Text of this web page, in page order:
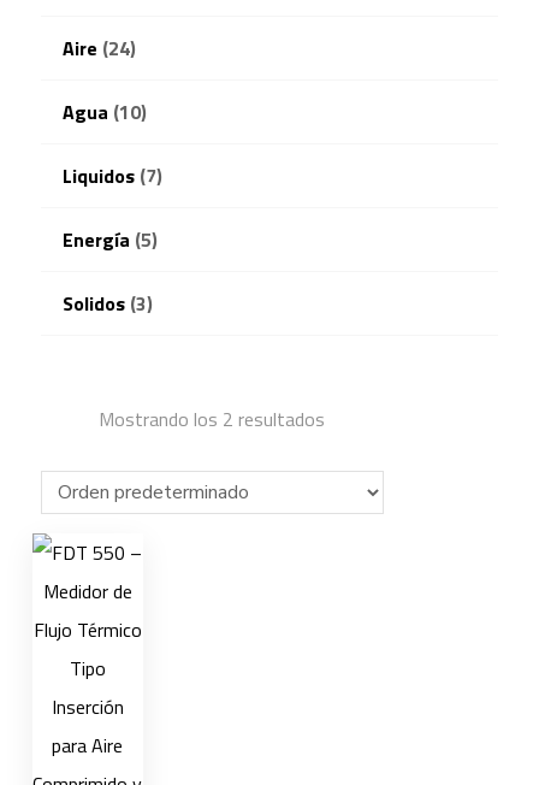
Aire (24)
Agua (10)
Liquidos(7)
Energía (5)
Solidos(3)
Mostrando los 2 resultados